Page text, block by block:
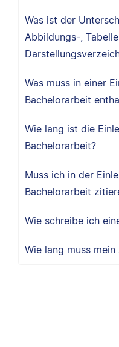
Was ist der
Abbildungs-,
Was muss in einer
Bachelorarbeit
Wie lang ist die
Bachelorarbeit?
Muss ich in der
Bachelorarbeit
Wie schreibe ich
Wie lang muss